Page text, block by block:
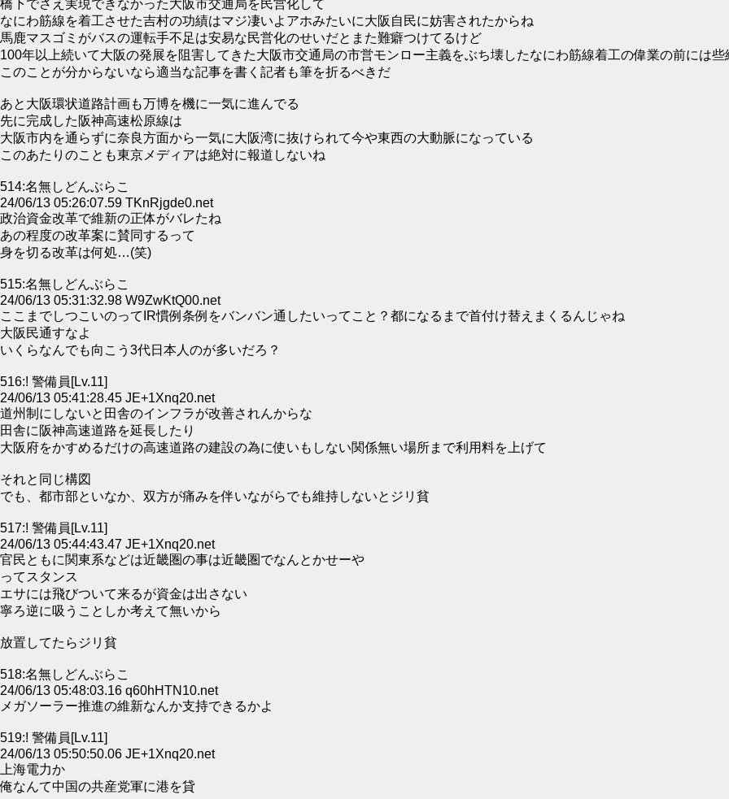
橋下でさえ実現できなかった大阪市交通局を民営化して
なにわ筋線を着工させた吉村の功績はマジ凄いよアホみたいに大阪自民に妨害されたからね
馬鹿マスゴミがバスの運転手不足は安易な民営化のせいだとまた難癖つけてるけど
100年以上続いて大阪の発展を阻害してきた大阪市交通局の市営モンロー主義をぶち壊したなにわ筋線着工の偉業の前には些
このことが分からないなら適当な記事を書く記者も筆を折るべきだ
あと大阪環状道路計画も万博を機に一気に進んでる
先に完成した阪神高速松原線は
大阪市内を通らずに奈良方面から一気に大阪湾に抜けられて今や東西の大動脈になっている
このあたりのことも東京メディアは絶対に報道しないね
514:名無しどんぶらこ
24/06/13 05:26:07.59 TKnRjgde0.net
政治資金改革で維新の正体がバレたね
あの程度の改革案に賛同するって
身を切る改革は何処…(笑)
515:名無しどんぶらこ
24/06/13 05:31:32.98 W9ZwKtQ00.net
ここまでしつこいのってIR慣例条例をバンバン通したいってこと？都になるまで首付け替えまくるんじゃね
大阪民通すなよ
いくらなんでも向こう3代日本人のが多いだろ？
516:! 警備員[Lv.11]
24/06/13 05:41:28.45 JE+1Xnq20.net
道州制にしないと田舎のインフラが改善されんからな
田舎に阪神高速道路を延長したり
大阪府をかすめるだけの高速道路の建設の為に使いもしない関係無い場所まで利用料を上げて
それと同じ構図
でも、都市部といなか、双方が痛みを伴いながらでも維持しないとジリ貧
517:! 警備員[Lv.11]
24/06/13 05:44:43.47 JE+1Xnq20.net
官民ともに関東系などは近畿圏の事は近畿圏でなんとかせーや
ってスタンス
エサには飛びついて来るが資金は出さない
寧ろ逆に吸うことしか考えて無いから
放置してたらジリ貧
518:名無しどんぶらこ
24/06/13 05:48:03.16 q60hHTN10.net
メガソーラー推進の維新なんか支持できるかよ
519:! 警備員[Lv.11]
24/06/13 05:50:50.06 JE+1Xnq20.net
上海電力か
俺なんて中国の共産党軍に港を貸